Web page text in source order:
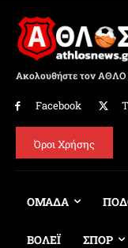
Ακολουθήστε τον ΑΘΛΟ
Facebook
Όροι Χρήσης
ΟΜΑΔΑ
ΒΟΛΕΪ ΣΠΟΡ